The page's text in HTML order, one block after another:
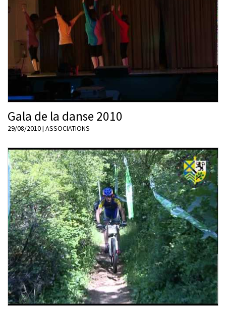
Gala de la danse 2010
29/08/2010| ASSOCIATIONS